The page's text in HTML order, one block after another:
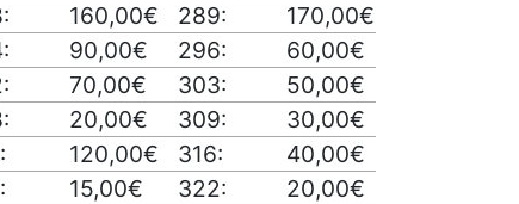
160,00€ 289:
170,00€
90,00€ 296:
60,00€
70,00€ 303:
50,00€
20,00€ 309:
30,00€
120,00€ 316:
40,00€
15,00€ 322:
20,00€